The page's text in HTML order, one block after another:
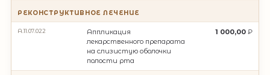
РЕКОНСТРУКТИВНОЕ ЛЕЧЕНИЕ
A.11.07.022
Аппликация
лекарственного препарата
на слизистую оболочки
полости рта
1 000,00